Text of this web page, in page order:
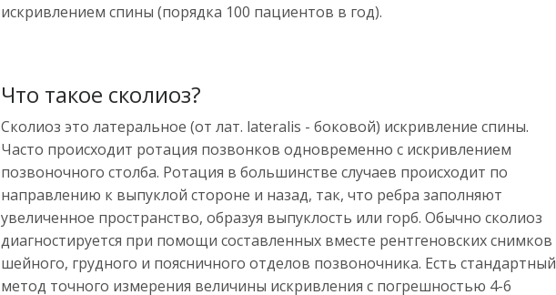
искривлением спины (порядка 100 пациентов в год).
Что такое сколиоз?
Сколиоз это латеральное (от лат. lateralis - боковой) искривление спины.
Часто происходит ротация позвонков одновременно с искривлением
позвоночного столба. Ротация в большинстве случаев происходит по
направлению к выпуклой стороне и назад, так, что ребра заполняют
увеличенное пространство, образуя выпуклость или горб. Обычно сколиоз
диагностируется при помощи составленных вместе рентгеновских снимков
шейного, грудного и поясничного отделов позвоночника. Есть стандартный
метод точного измерения величины искривления с погрешностью 4-6